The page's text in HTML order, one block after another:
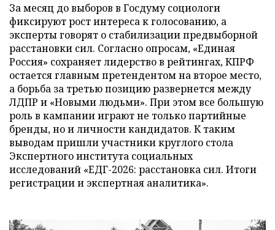
За месяц до выборов в Госдуму социологи
фиксируют рост интереса к голосованию, а
эксперты говорят о стабилизации предвыборной
расстановки сил. Согласно опросам, «Единая
Россия» сохраняет лидерство в рейтингах, КПРФ
остается главным претендентом на второе место,
а борьба за третью позицию развернется между
ЛДПР и «Новыми людьми». При этом все большую
роль в кампании играют не только партийные
бренды, но и личности кандидатов. К таким
выводам пришли участники круглого стола
Экспертного института социальных
исследований «ЕДГ-2026: расстановка сил. Итоги
регистрации и экспертная аналитика».